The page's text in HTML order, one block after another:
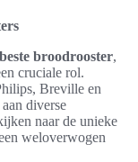
beste broodrooster,
cruciale rol.
Breville en
diverse
naar de unieke
weloverwogen